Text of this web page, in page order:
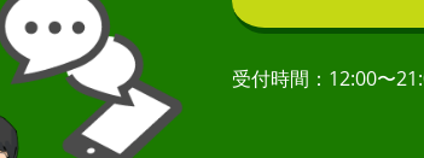
受付時間：12:00〜